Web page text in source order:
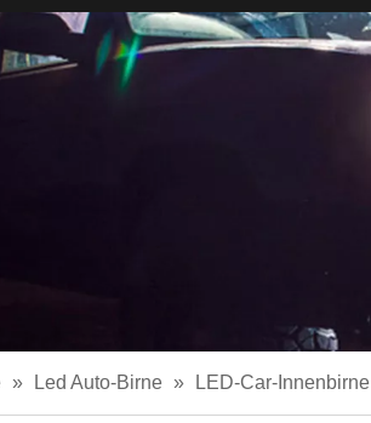
» Led Auto-Birne » LED-Car-Innenbirne